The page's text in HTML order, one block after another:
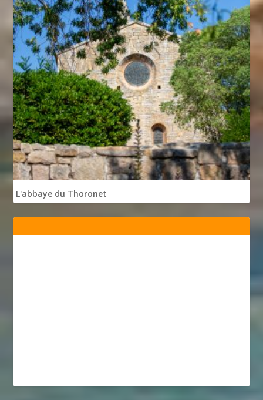
L'abbaye du Thoronet